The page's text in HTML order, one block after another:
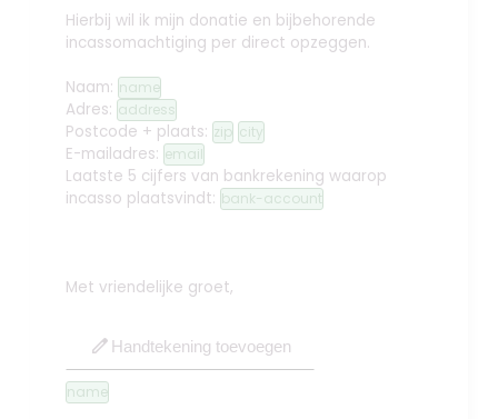
Hierbij wil ik mijn donatie en bijbehorende
incassomachtiging per direct opzeggen.
Naam: name
Adres: address
Postcode + plaats: zip city
E-mailadres: email
Laatste 5 cijfers van bankrekening waarop
incasso plaatsvindt: bank-account
Met vriendelijke groet,
edit Handtekening toevoegen
name